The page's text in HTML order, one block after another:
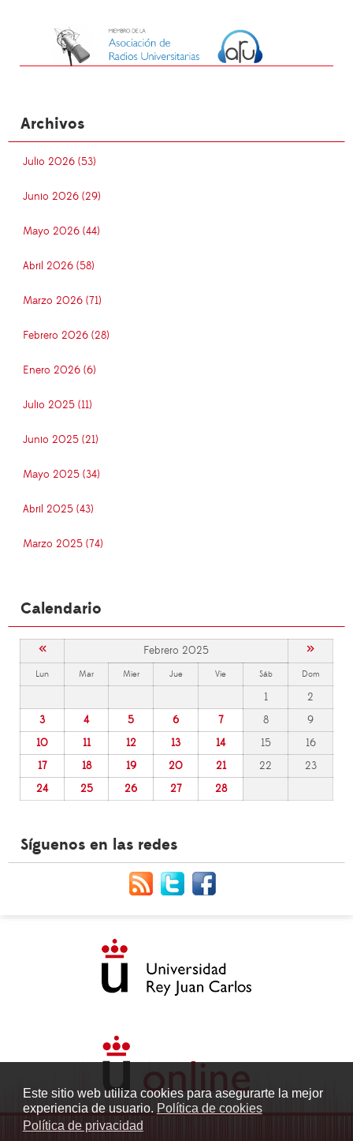
Este sitio web utiliza cookies para asegurarte la mejor
experiencia de usuario. Política de cookies
Política de privacidad
Archivos
Julio 2026 (53)
Junio 2026 (29)
Mayo 2026 (44)
Abril 2026 (58)
Marzo 2026 (71)
Febrero 2026 (28)
Enero 2026 (6)
Julio 2025 (11)
Junio 2025 (21)
Mayo 2025 (34)
Abril 2025 (43)
Marzo 2025 (74)
Calendario
« Febrero 2025 »
Lun Mar Mier Jue Vie Sáb Dom
1
2
3
4 5 6 7 8
9
10
11 12 13 14 15
16
17
18 19 20 21 22
23
24
25 26 27 28
Síguenos en las redes